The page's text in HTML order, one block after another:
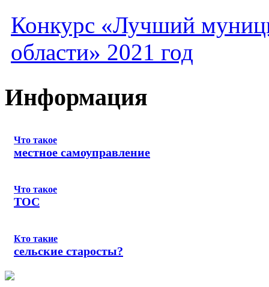
Конкурс «Лучший
области» 2021 год
Информация
Что такое
местное самоуправление
Что такое
ТОС
Кто такие
сельские старосты?